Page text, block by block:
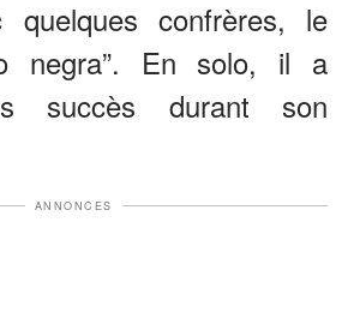
quelques confrères, le
negra”. En solo, il a
succès durant son
ANNONCES